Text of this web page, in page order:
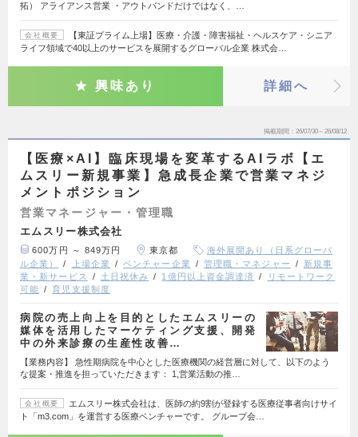
拓） アライアンス営業 ・アウトバンドだけではなく、…
会社概要
【東証プライム上場】医療・介護・障害福祉・ヘルスケア・シニア
ライフ領域で40以上のサービスを展開するグローバル企業 株式会…
興味あり 詳細へ
掲載期間 26/07/30～26/08/12
【医療×AI】臨床現場を変革するAIラボ【エ
ムスリー新規事業】急成長企業で営業マネジ
メントポジション
営業マネージャー・管理職
エムスリー株式会社
600万円 ～ 849万円 東京都
海外展開あり（日系グローバ
ル企業）
上場企業 ベンチャー企業 管理職・マネジャー
新規事
業・新サービス
土日祝休み 1億円以上資金調達済
リモートワーク
可能
育児支援制度
病院の売上向上を目的としたエムスリーの
媒体を活用したマーケティング支援、開発
中の外来診療の生産性改善…
【業務内容】 急性期病院を中心とした医療機関の経営層に対して、以下のよう
な提案・推進を担っていただきます： 1,営業活動の推…
会社概要
エムスリー株式会社は、医師の約9割が登録する医療従事者向けサイ
ト「m3.com」を運営する医療ベンチャーです。 グループ会…